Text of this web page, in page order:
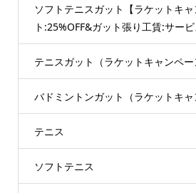
ソフトテニスガット【ラケットキ
ト:25%OFF&ガット張り工賃:サービ
テニスガット（ラケットキャンペー
バドミントンガット（ラケットキャ
テニス
ソフトテニス